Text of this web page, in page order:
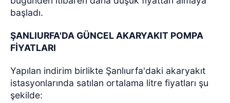
başladı.
ŞANLIURFA'DA GÜNCEL AKARYAKIT POMPA
FİYATLARI
Yapılan indirim birlikte Şanlıurfa'daki akaryakıt
istasyonlarında satılan ortalama litre fiyatları şu
şekilde: